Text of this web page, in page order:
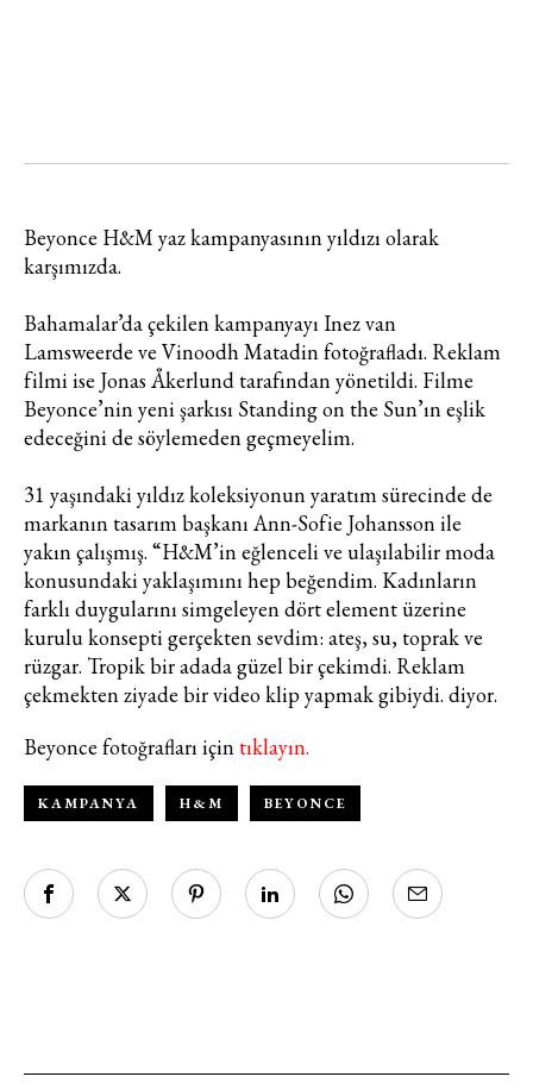
vogue trendler, ünlülerden güzelllik
Beyonce H&M yaz kampanyasının yıldızı olarak
karşımızda.
Bahamalar’da çekilen kampanyayı Inez van
Lamsweerde ve Vinoodh Matadin fotoğrafladı. Reklam
filmi ise Jonas Åkerlund tarafından yönetildi. Filme
Beyonce’nin yeni şarkısı Standing on the Sun’ın eşlik
edeceğini de söylemeden geçmeyelim.
31 yaşındaki yıldız koleksiyonun yaratım sürecinde de
markanın tasarım başkanı Ann-Sofie Johansson ile
yakın çalışmış. “H&M’in eğlenceli ve ulaşılabilir moda
konusundaki yaklaşımını hep beğendim. Kadınların
farklı duygularını simgeleyen dört element üzerine
kurulu konsepti gerçekten sevdim: ateş, su, toprak ve
rüzgar. Tropik bir adada güzel bir çekimdi. Reklam
çekmekten ziyade bir video klip yapmak gibiydi. diyor.
Beyonce fotoğrafları içintıklayın.
KAMPANYA H&M BEYONCE